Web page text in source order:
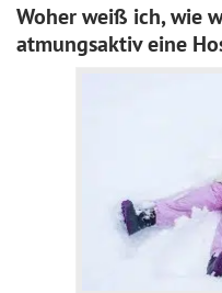
Woher weiß ich, wie
atmungsaktiv eine